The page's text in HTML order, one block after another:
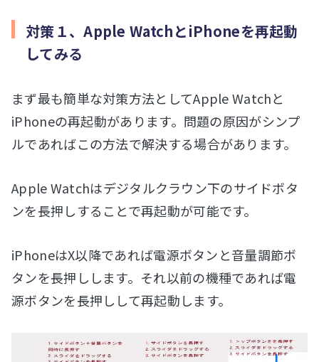
対策１、Apple WatchとiPhoneを再起動
してみる
まず最も簡単な対策方法としてApple Watchと
iPhoneの再起動があります。問題の原因がシンプ
ルであればこの方法で解決する場合があります。
Apple Watchはデジタルクラウン下のサイドボタ
ンを長押しすることで再起動が可能です。
iPhoneはX以降であれば電源ボタンと音量調節ボ
タンを長押しします。それ以前の機種であれば電
源ボタンを長押しして再起動します。